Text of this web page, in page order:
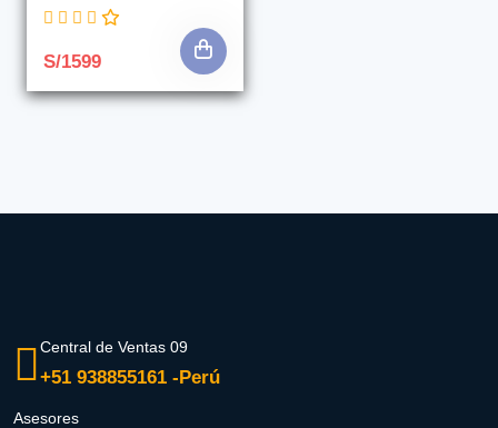
S/1599
Central de Ventas 09
+51 938855161 -Perú
Asesores